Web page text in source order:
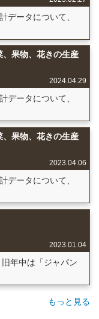
データについて、
果物、花きの生産
2024.04.29
データについて、
果物、花きの生産
2023.04.06
データについて、
2023.01.04
年中は「ジャパン
もっと見る